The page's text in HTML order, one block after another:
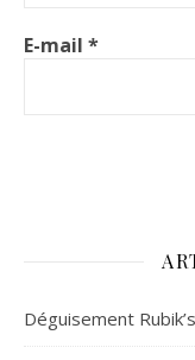
E-mail *
Déguisement